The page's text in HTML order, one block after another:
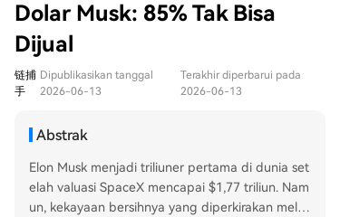
Dolar Musk: 85% Tak Bisa
Dijual
链捕
手
Dipublikasikan tanggal
2026-06-13
Terakhir diperbarui pada
2026-06-13
Abstrak
Elon Musk menjadi triliuner pertama di dunia set
elah valuasi SpaceX mencapai $1,77 triliun. Nam
un, kekayaan bersihnya yang diperkirakan mela